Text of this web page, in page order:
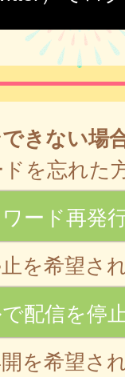
きない場
を忘れた
ード再発
を希望さ
配信を停
を希望さ